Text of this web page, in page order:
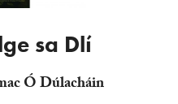
sa Dlí
Ó Dúlacháin